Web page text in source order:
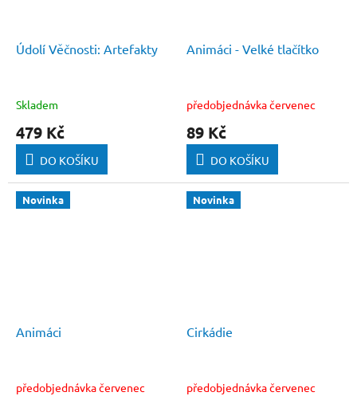
Údolí Věčnosti: Artefakty
Skladem
479 Kč
DO KOŠÍKU
Animáci - Velké tlačítko
předobjednávka červenec
89 Kč
DO KOŠÍKU
Novinka
Animáci
předobjednávka červenec
Novinka
Cirkádie
předobjednávka červenec